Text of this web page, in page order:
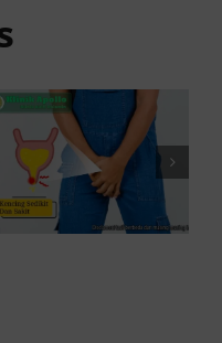
dan Cara
Mengatasinya